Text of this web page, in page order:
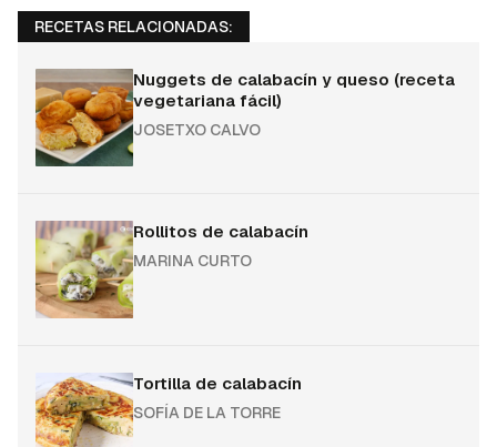
RECETAS RELACIONADAS:
Nuggets de calabacín y queso (receta
vegetariana fácil)
JOSETXO CALVO
Rollitos de calabacín
MARINA CURTO
Tortilla de calabacín
SOFÍA DE LA TORRE